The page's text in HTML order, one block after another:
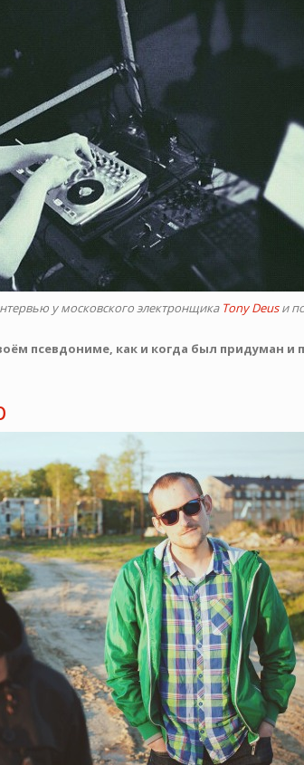
у московского электронщика Tony Deusи
псевдониме, как и когда был придуман и